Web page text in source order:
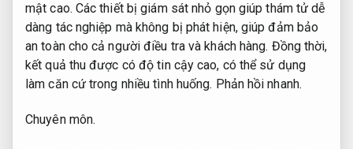
mật cao. Các thiết bị giám sát nhỏ gọn giúp thám tử dễ
dàng tác nghiệp mà không bị phát hiện, giúp đảm bảo
an toàn cho cả người điều tra và khách hàng. Đồng thời,
kết quả thu được có độ tin cậy cao, có thể sử dụng
làm căn cứ trong nhiều tình huống. Phản hồi nhanh.
Chuyên môn.